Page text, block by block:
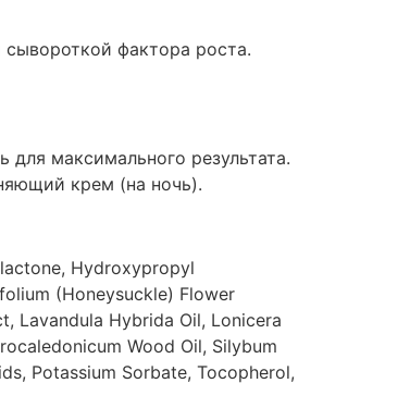
фактора роста.
максимального результата.
крем (на ночь).
Hydroxypropyl
(Honeysuckle) Flower
Lavandula Hybrida Oil, Lonicera
Wood Oil, Silybum
Potassium Sorbate, Tocopherol,